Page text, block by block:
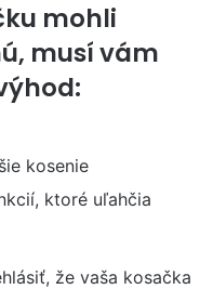
mohli
musí vám
kosenie
ktoré uľahčia
že vaša kosačka